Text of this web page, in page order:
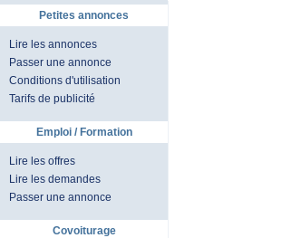
Petites annonces
Lire les annonces
Passer une annonce
Conditions d'utilisation
Tarifs de publicité
Emploi / Formation
Lire les offres
Lire les demandes
Passer une annonce
Covoiturage